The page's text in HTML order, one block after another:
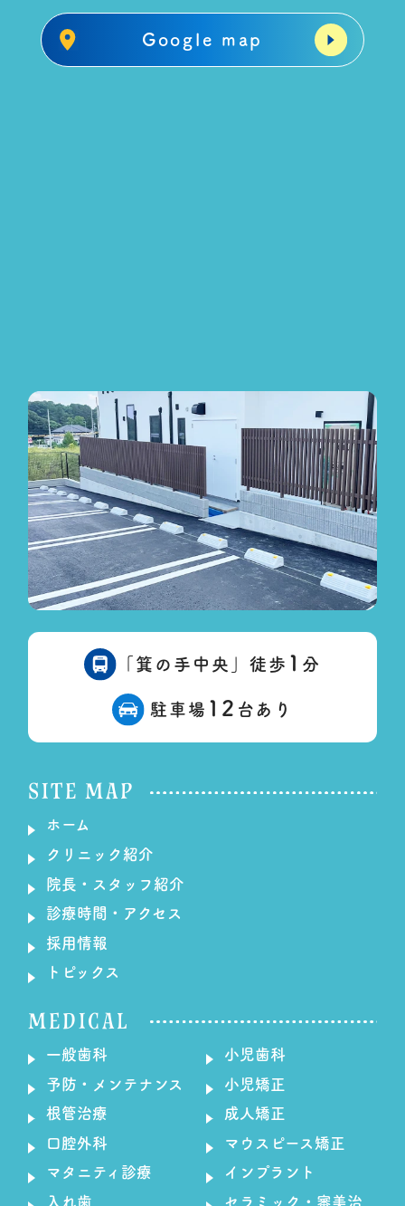
Google map
「箕の手中央」徒歩 1 分
駐車場 12 台あり
SITE MAP
ホーム
クリニック紹介
院長・スタッフ紹介
診療時間・アクセス
採用情報
トピックス
MEDICAL
一般歯科
予防・メンテナンス
根管治療
口腔外科
マタニティ診療
入れ歯
小児歯科
小児矯正
成人矯正
マウスピース矯正
インプラント
セラミック・審美治